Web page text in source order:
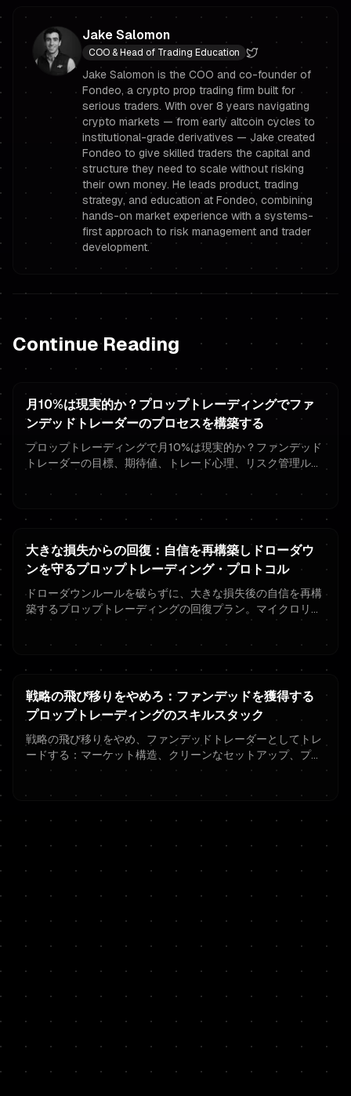
Jake Salomon
COO & Head of Trading Education
Jake Salomon is the COO and co-founder of
Fondeo, a crypto prop trading firm built for
serious traders. With over 8 years navigating
crypto markets — from early altcoin cycles to
institutional-grade derivatives — Jake created
Fondeo to give skilled traders the capital and
structure they need to scale without risking
their own money. He leads product, trading
strategy, and education at Fondeo, combining
hands-on market experience with a systems-
first approach to risk management and trader
development.
Continue Reading
月10%は現実的か？プロップトレーディングでファ
ンデッドトレーダーのプロセスを構築する
プロップトレーディングで月10%は現実的か？ファンデッド
トレーダーの目標、期待値、トレード心理、リスク管理ルー
大きな損失からの回復：自信を再構築しドローダウ
ンを守るプロップトレーディング・プロトコル
ドローダウンルールを破らずに、大きな損失後の自信を再構
築するプロップトレーディングの回復プラン。マイクロリス
ク、ルーティン、トレード心理を含む。
戦略の飛び移りをやめろ：ファンデッドを獲得する
プロップトレーディングのスキルスタック
戦略の飛び移りをやめ、ファンデッドトレーダーとしてトレ
ードする：マーケット構造、クリーンなセットアップ、プロ
ップファームのリスク管理をマスターして合格し、ファンデ